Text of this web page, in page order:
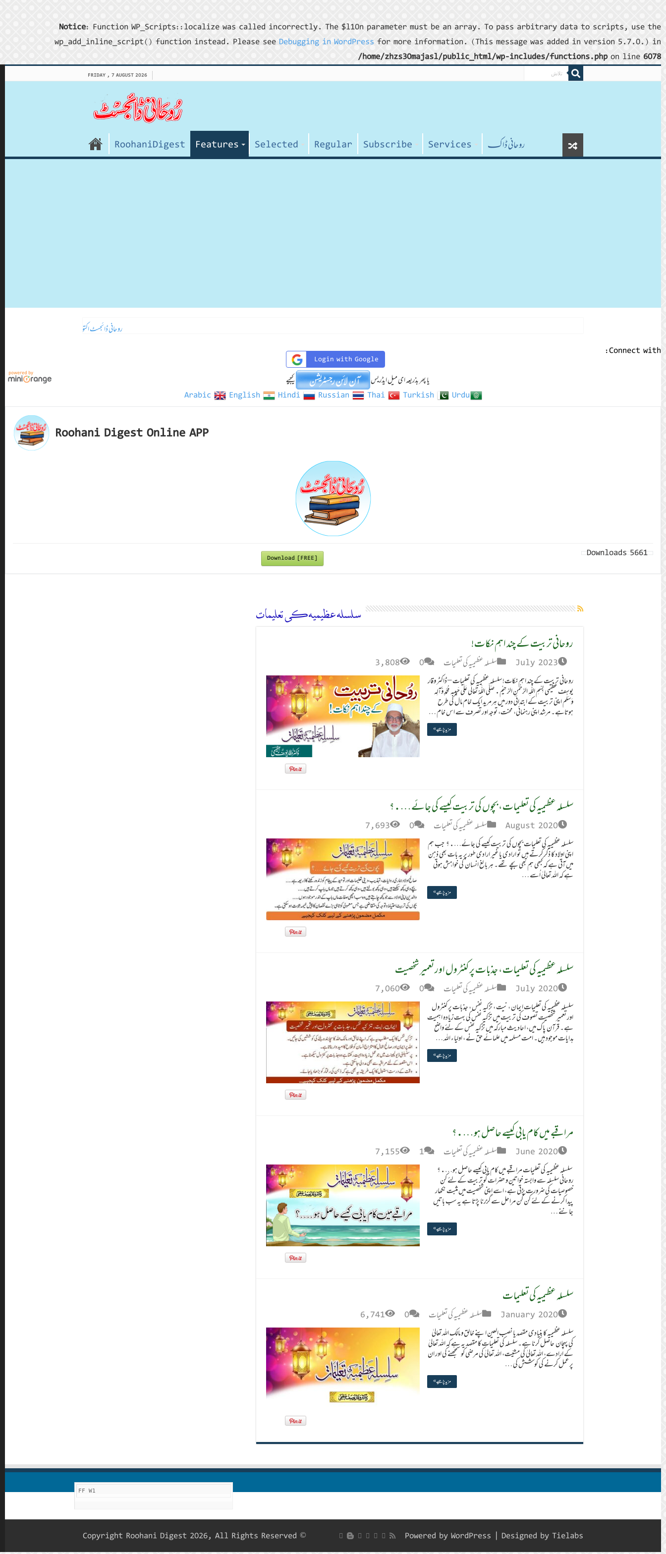
Notice: Function WP_Scripts::localize was called incorrectly. The $l10n parameter must be an array. To pass arbitrary data to scripts, use the
wp_add_inline_script() function instead. Please see Debugging in WordPress for more information. (This message was added in version 5.7.0.) in
/home/zhzs30majasl/public_html/wp-includes/functions.phpon line 6078
FRIDAY , 7 AUGUST 2026
RoohaniDigest Features Selected Regular Subscribe Services روحانی ڈاکـ
تازہ ترین
روحانی ڈائجسٹ اکتوبر 2024ء
Connect with:
Login with Google
یا پھر بذریعہ ای میل ایڈریس
کیجیے
Arabic
English Hindi Russian Thai Turkish Urdu
Roohani Digest Online APP
Download [FREE] 5661
Downloads
سلسلہ عظیمیہ کی تعلیمات
روحانی تربیت کے چند اہم نکات!
July 2023 سلسلہ عظیمیہ کی تعلیمات 0
3,808
روحانی تربیت کے چند اہم نکات! سلسلہ عظیمیہ کی تعلیمات – ڈاکٹر وقار
یوسف عظیمی بِسْمِ اللّٰهِ الرَّحْمٰنِ الرَّحِیْمِ. صَلَّی اللّٰہُ تَعَالٰی عَلٰی حَبِیبِہ مُحَمَّدِِ وَّآلِہ
وَسَلَّم اپنی تربیت کے ابتدائی دور میں ہرمرید ایک خام مال کی طرح
ہوتاہے۔ مرشد اپنی رہنمائی، محنت، توجہ اور تصرف سے اس خام …
مزید پڑھیے »
سلسلہ عظیمیہ کی تعلیمات، بچوں کی تربیت کیسے کی جائے….؟
August 2020 سلسلہ عظیمیہ کی تعلیمات 0
7,693
سلسلہ عظیمیہ کی تعلیمات بچوں کی تربیت کیسے کی جائے….؟ جب ہم
اپنی اولاد کا ذکر کرتے ہیں تو ارادی یا غیر ارادی طور پر یہ بات بھی ذہن
میں آتی ہے کہ کبھی ہم بھی بچے تھے۔ ہر بالغ انسان کی خواہش ہوتی
ہے کہ اللہ تعالیٰ اُسے …
مزید پڑھیے »
سلسلہ عظیمیہ کی تعلیمات، جذبات پر کنٹرول اور تعمیر شخصیت
July 2020 سلسلہ عظیمیہ کی تعلیمات 0
7,060
سلسلہ عظیمیہ کی تعلیمات ایمان، نیت ، تزکیہ نفس ، جذبات پر کنٹرول
اور تعمیر شخصیت تصوف کی تربیت میں تزکیہ نفس کی بہت زیادہ اہمیت
ہے۔ قرآن پاک میں، احادیث مبارکہ میں تزکیہ نفس کے لئے واضح
ہدایات موجود ہیں۔ امت مسلمہ میں علمائے حق نے ، اولیاء اللہ …
مزید پڑھیے »
مراقبے میں کام یابی کیسے حاصل ہو….؟
June 2020 سلسلہ عظیمیہ کی تعلیمات 1
7,155
سلسلہ عظیمیہ کی تعلیمات مراقبے میں کام یابی کیسے حاصل ہو….؟
روحانی سلسلہ سے وابستہ خواتین و حضرات کو تربیت کے لئے کن
خصوصیات کی ضرورت پڑتی ہے، اسے اپنی شخصیت میں مثبت نکھار
پیدا کرنے کے لئے کن کن مراحل سے گزرنا پڑتا ہے یہ سب باتیں
جاننے …
مزید پڑھیے »
سلسلہ عظیمیہ کی تعلیمات
January 2020 سلسلہ عظیمیہ کی تعلیمات 0
6,741
سلسلہ عظیمیہ کا بنیادی مقصد یا نصب العین اپنے خالق و مالک اللہ تعالیٰ
کی پہچان حاصل کرنا ہے۔ سلسلہ کی تعلیمات کا مقصد یہ ہے کہ اللہ تعالیٰ
کے ارادے، اللہ تعالیٰ کی مشیّت، اللہ تعالیٰ کی مرضی کو سمجھنے کی اور ان
پر عمل کرنے کی کوشش کی …
مزید پڑھیے »
FF W1
Powered by WordPress | Designed by Tielabs
© Copyright Roohani Digest 2026, All Rights Reserved